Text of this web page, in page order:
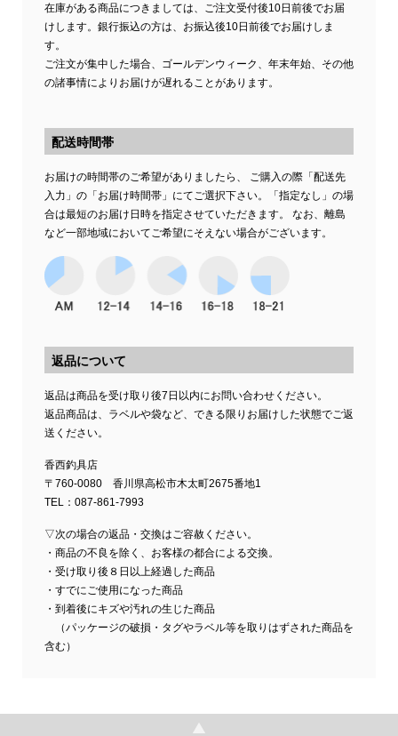
在庫がある商品につきましては、ご注文受付後10日前後でお届
けします。銀行振込の方は、お振込後10日前後でお届けしま
す。
ご注文が集中した場合、ゴールデンウィーク、年末年始、その他
の諸事情によりお届けが遅れることがあります。
配送時間帯
お届けの時間帯のご希望がありましたら、 ご購入の際「配送先
入力」の「お届け時間帯」にてご選択下さい。「指定なし」の場
合は最短のお届け日時を指定させていただきます。 なお、離島
など一部地域においてご希望にそえない場合がございます。
返品について
返品は商品を受け取り後7日以内にお問い合わせください。
返品商品は、ラベルや袋など、できる限りお届けした状態でご返
送ください。
香西釣具店
〒760-0080 香川県高松市木太町2675番地1
TEL：087-861-7993
▽次の場合の返品・交換はご容赦ください。
・商品の不良を除く、お客様の都合による交換。
・受け取り後８日以上経過した商品
・すでにご使用になった商品
・到着後にキズや汚れの生じた商品
（パッケージの破損・タグやラベル等を取りはずされた商品を
含む）